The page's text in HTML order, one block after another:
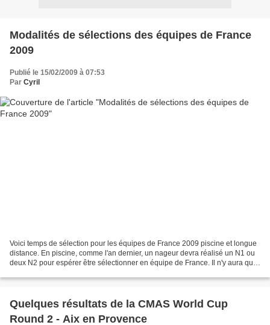
Modalités de sélections des équipes de France
2009
Publié le 15/02/2009 à 07:53
Par Cyril
Voici temps de sélection pour les équipes de France 2009 piscine et longue
distance. En piscine, comme l'an dernier, un nageur devra réalisé un N1 ou
deux N2 pour espérer être sélectionner en équipe de France. Il n'y aura que
Quelques résultats de la CMAS World Cup
Round 2 - Aix en Provence